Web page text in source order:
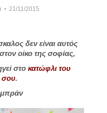
21/11/2015
δεν είναι αυτός
οίκο της σοφίας,
στο κατώφλι του
σου.